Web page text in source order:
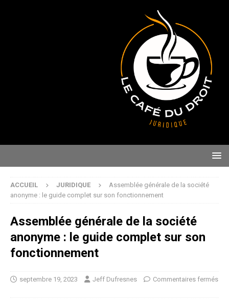
ACCUEIL JURIDIQUE
Assemblée générale de la société
anonyme : le guide complet sur son fonctionnement
Assemblée générale de la société
anonyme : le guide complet sur son
fonctionnement
septembre 19, 2023 Jeff Dufresnes Commentaires fermés